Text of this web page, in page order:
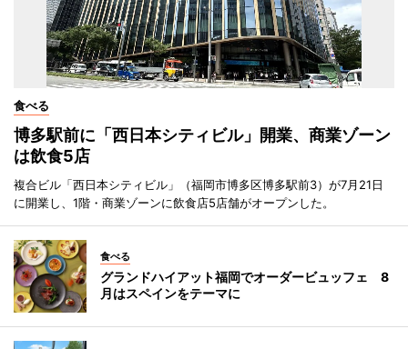
食べる
博多駅前に「西日本シティビル」開業、商業ゾーン
は飲食5店
複合ビル「西日本シティビル」（福岡市博多区博多駅前3）が7月21日
に開業し、1階・商業ゾーンに飲食店5店舗がオープンした。
食べる
グランドハイアット福岡でオーダービュッフェ 8
月はスペインをテーマに